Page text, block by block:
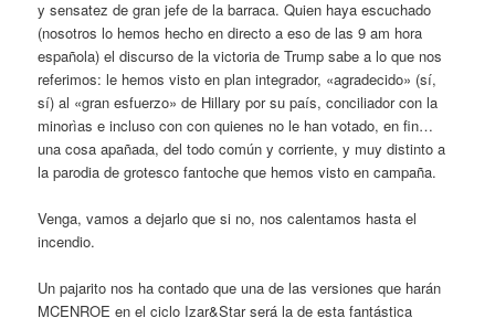
y sensatez de gran jefe de la barraca. Quien haya escuchado
(nosotros lo hemos hecho en directo a eso de las 9 am hora
española) el discurso de la victoria de Trump sabe a lo que nos
referimos: le hemos visto en plan integrador, «agradecido» (sí,
sí) al «gran esfuerzo» de Hillary por su país, conciliador con la
minorìas e incluso con con quienes no le han votado, en fin…
una cosa apañada, del todo común y corriente, y muy distinto a
la parodia de grotesco fantoche que hemos visto en campaña.
Venga, vamos a dejarlo que si no, nos calentamos hasta el
incendio.
Un pajarito nos ha contado que una de las versiones que harán
MCENROE en el ciclo Izar&Star será la de esta fantástica